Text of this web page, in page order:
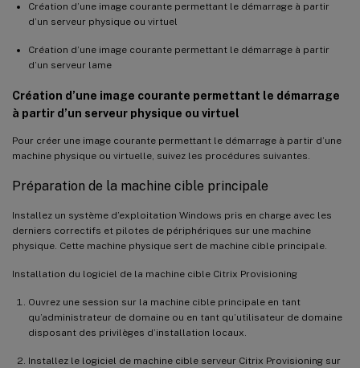
Création d’une image courante permettant le démarrage à partir
d’un serveur physique ou virtuel
Création d’une image courante permettant le démarrage à partir
d’un serveur lame
Création d’une image courante permettant le démarrage
à partir d’un serveur physique ou virtuel
Pour créer une image courante permettant le démarrage à partir d’une
machine physique ou virtuelle, suivez les procédures suivantes.
Préparation de la machine cible principale
Installez un système d’exploitation Windows pris en charge avec les
derniers correctifs et pilotes de périphériques sur une machine
physique. Cette machine physique sert de machine cible principale.
Installation du logiciel de la machine cible Citrix Provisioning
Ouvrez une session sur la machine cible principale en tant
qu’administrateur de domaine ou en tant qu’utilisateur de domaine
disposant des privilèges d’installation locaux.
Installez le logiciel de machine cible serveur Citrix Provisioning sur